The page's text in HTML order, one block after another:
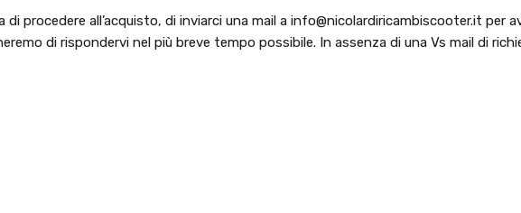
procedere all’acquisto, di inviarci una mail a info@nicolardiricambiscooter.it per
di rispondervi nel più breve tempo possibile. In assenza di una Vs mail di